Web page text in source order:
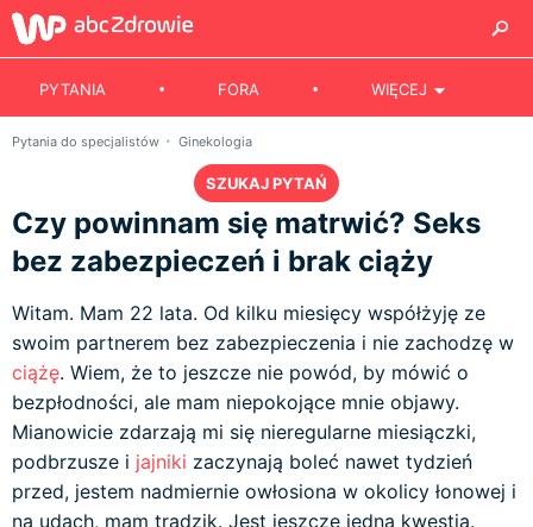
PYTANIA FORA WIĘCEJ
Pytania do specjalistów Ginekologia
SZUKAJ PYTAŃ
Czy powinnam się matrwić? Seks
bez zabezpieczeń i brak ciąży
Witam. Mam 22 lata. Od kilku miesięcy współżyję ze
swoim partnerem bez zabezpieczenia i nie zachodzę w
ciążę. Wiem, że to jeszcze nie powód, by mówić o
bezpłodności, ale mam niepokojące mnie objawy.
Mianowicie zdarzają mi się nieregularne miesiączki,
podbrzusze i jajniki zaczynają boleć nawet tydzień
przed, jestem nadmiernie owłosiona w okolicy łonowej i
na udach, mam trądzik. Jest jeszcze jedna kwestia.